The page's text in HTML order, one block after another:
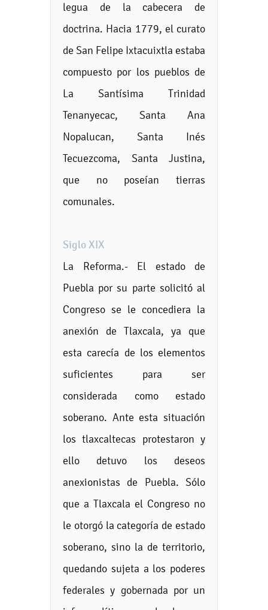
legua de la cabecera de
doctrina. Hacia 1779, el curato
de San Felipe Ixtacuixtla estaba
compuesto por los pueblos de
La Santísima Trinidad
Tenanyecac, Santa Ana
Nopalucan, Santa Inés
Tecuezcoma, Santa Justina,
que no poseían tierras
comunales.
Siglo XIX
La Reforma.- El estado de
Puebla por su parte solicitó al
Congreso se le concediera la
anexión de Tlaxcala, ya que
esta carecía de los elementos
suficientes para ser
considerada como estado
soberano. Ante esta situación
los tlaxcaltecas protestaron y
ello detuvo los deseos
anexionistas de Puebla. Sólo
que a Tlaxcala el Congreso no
le otorgó la categoría de estado
soberano, sino la de territorio,
quedando sujeta a los poderes
federales y gobernada por un